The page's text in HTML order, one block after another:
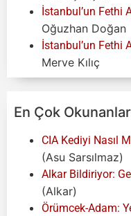
İstanbul’un Fethi
Oğuzhan Doğan
İstanbul’un Fethi
Merve Kılıç
En Çok Okunanlar
CIA Kediyi Nasıl
(Asu Sarsılmaz)
Alkar Bildiriyor:
(Alkar)
Örümcek-Adam: